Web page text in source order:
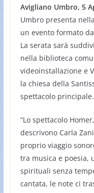
Avigliano Umbro, 5
Umbro presenta
un evento formato
La serata sarà
nella biblioteca
videoinstallazione e
la chiesa della
spettacolo principale.
“Lo spettacolo
descrivono Carla
proprio viaggio
tra musica e poesia,
spirituali senza
cantata, le note ci